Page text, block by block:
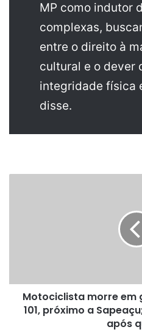
MP como indutor
complexas,
entre o direito à
cultural e o dever
integridade física
disse.
próximo
Sapeaçu;
Motociclista morre em
101, próximo a
após